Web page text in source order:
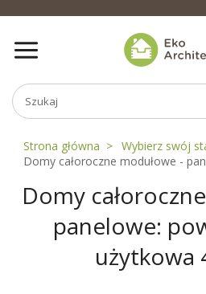
Strona główna
Wybierz swój
Domy całoroczne modułowe -
Domy
panelowe:
użytkowa